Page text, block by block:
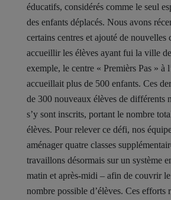
éducatifs, considérés comme le seul
des enfants déplacés. Nous avons
certains centres et ajouté de nouvelles
accueillir les élèves ayant fui la ville
exemple, le centre « Premièrs Pas » à
accueillait plus de 500 enfants. Ces
de 300 nouveaux élèves de différents
s’y sont inscrits, portant le nombre
élèves. Pour relever ce défi, nos
aménager quatre classes
travaillons désormais sur un système
matin et après-midi – afin de couvrir
nombre possible d’élèves. Ces efforts